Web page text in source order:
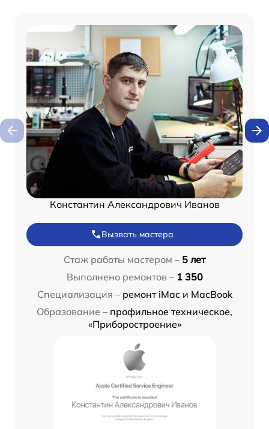
Константин Александрович Иванов
Вызвать мастера
Стаж работы мастером – 5 лет
Выполнено ремонтов – 1 350
Специализация – ремонт iMac и MacBook
Образование – профильное техническое,
«Приборостроение»